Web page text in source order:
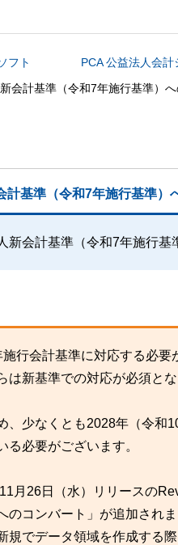
す
フト
PCA 公益法人会計
会計基準（令和7年施行基準）
計基準（令和7年施行基準）
新会計基準（令和7年施行基
施行会計基準に対応する必
は新基準での対応が必須とな
、少なくとも2028年（令和
る必要がございます。
月26日（水）リリースの
のコンバート」が追加されま
規でデータ領域を作成する